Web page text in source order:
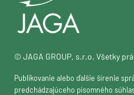
© JAGA GROUP, s.r.o. Všetky
Publikovanie alebo ďalšie šírenie
predchádzajúceho písomného